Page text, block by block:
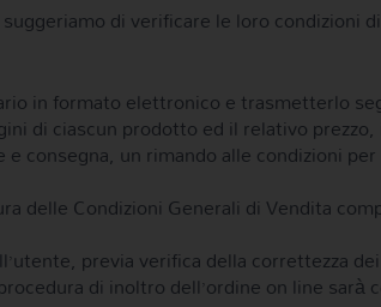
di verificare le loro condizioni
in formato elettronico e trasmetterlo
di ciascun prodotto ed il relativo
un rimando alle condizioni
delle Condizioni Generali di Vendita
previa verifica della correttezza
di inoltro dell’ordine on line